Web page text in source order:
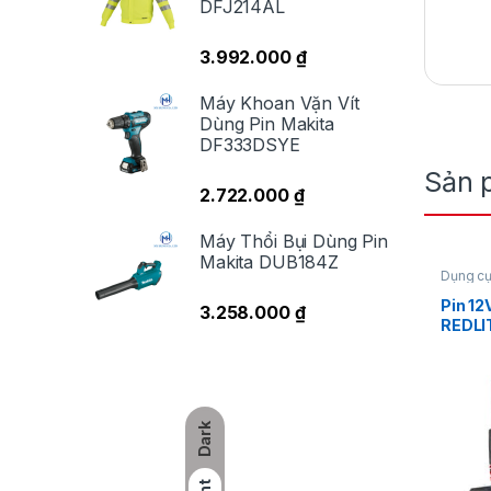
Dark
Sản
Dụng
Phụ
Pin
DFJ214AL
3.992.000 ₫
Máy Khoan Vặn Vít
Dùng Pin Makita
DF333DSYE
2.722.000 ₫
Máy Thổi Bụi Dùng Pin
Makita DUB184Z
3.258.000 ₫